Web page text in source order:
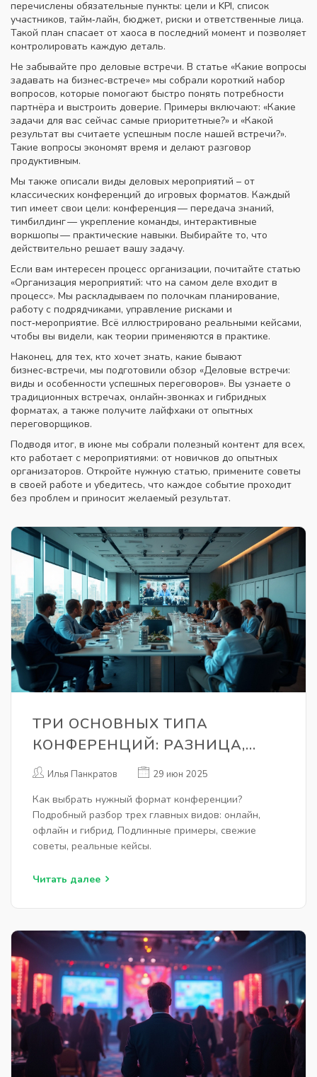
перечислены обязательные пункты: цели и KPI, список
участников, тайм‑лайн, бюджет, риски и ответственные лица.
Такой план спасает от хаоса в последний момент и позволяет
контролировать каждую деталь.
Не забывайте про деловые встречи. В статье «Какие вопросы
задавать на бизнес‑встрече» мы собрали короткий набор
вопросов, которые помогают быстро понять потребности
партнёра и выстроить доверие. Примеры включают: «Какие
задачи для вас сейчас самые приоритетные?» и «Какой
результат вы считаете успешным после нашей встречи?».
Такие вопросы экономят время и делают разговор
продуктивным.
Мы также описали виды деловых мероприятий – от
классических конференций до игровых форматов. Каждый
тип имеет свои цели: конференция — передача знаний,
тимбилдинг — укрепление команды, интерактивные
воркшопы — практические навыки. Выбирайте то, что
действительно решает вашу задачу.
Если вам интересен процесс организации, почитайте статью
«Организация мероприятий: что на самом деле входит в
процесс». Мы раскладываем по полочкам планирование,
работу с подрядчиками, управление рисками и
пост‑мероприятие. Всё иллюстрировано реальными кейсами,
чтобы вы видели, как теории применяются в практике.
Наконец, для тех, кто хочет знать, какие бывают
бизнес‑встречи, мы подготовили обзор «Деловые встречи:
виды и особенности успешных переговоров». Вы узнаете о
традиционных встречах, онлайн‑звонках и гибридных
форматах, а также получите лайфхаки от опытных
переговорщиков.
Подводя итог, в июне мы собрали полезный контент для всех,
кто работает с мероприятиями: от новичков до опытных
организаторов. Откройте нужную статью, примените советы
в своей работе и убедитесь, что каждое событие проходит
без проблем и приносит желаемый результат.
ТРИ ОСНОВНЫХ ТИПА
КОНФЕРЕНЦИЙ: РАЗНИЦА,
ПРИМЕРЫ, СОВЕТЫ ВЫБОРА
Илья Панкратов 29 июн 2025
Как выбрать нужный формат конференции?
Подробный разбор трех главных видов: онлайн,
офлайн и гибрид. Подлинные примеры, свежие
советы, реальные кейсы.
Читать далее